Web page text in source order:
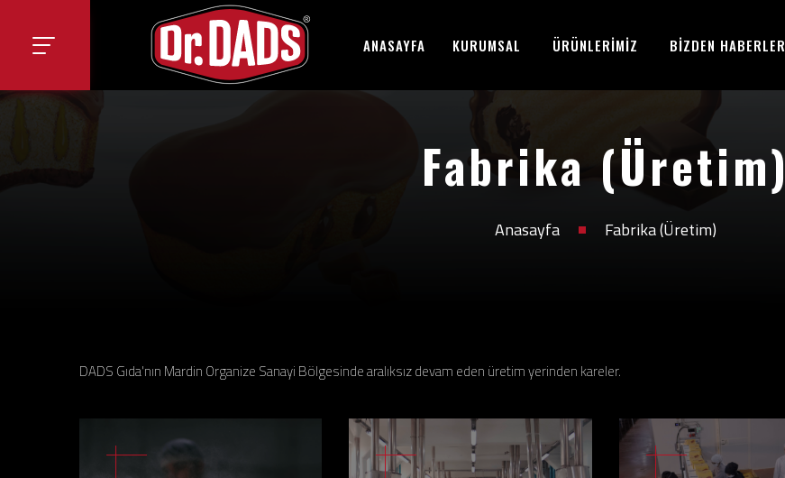
ANASAYFA KURUMSAL ÜRÜNLERİMİZ BİZDEN HABERLER
Fabrika (Üretim)
Anasayfa Fabrika (Üretim)
DADS Gıda'nın Mardin Organize Sanayi Bölgesinde aralıksız devam eden üretim yerinden kareler.